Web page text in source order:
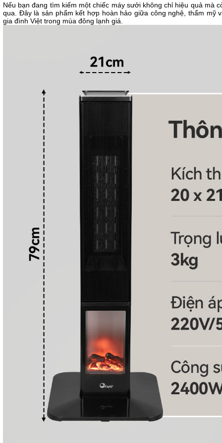
Nếu bạn đang tìm kiếm một chiếc máy sưởi không chỉ hiệu quả mà
qua. Đây là sản phẩm kết hợp hoàn hảo giữa công nghệ, thẩm
gia đình Việt trong mùa đông lạnh giá.